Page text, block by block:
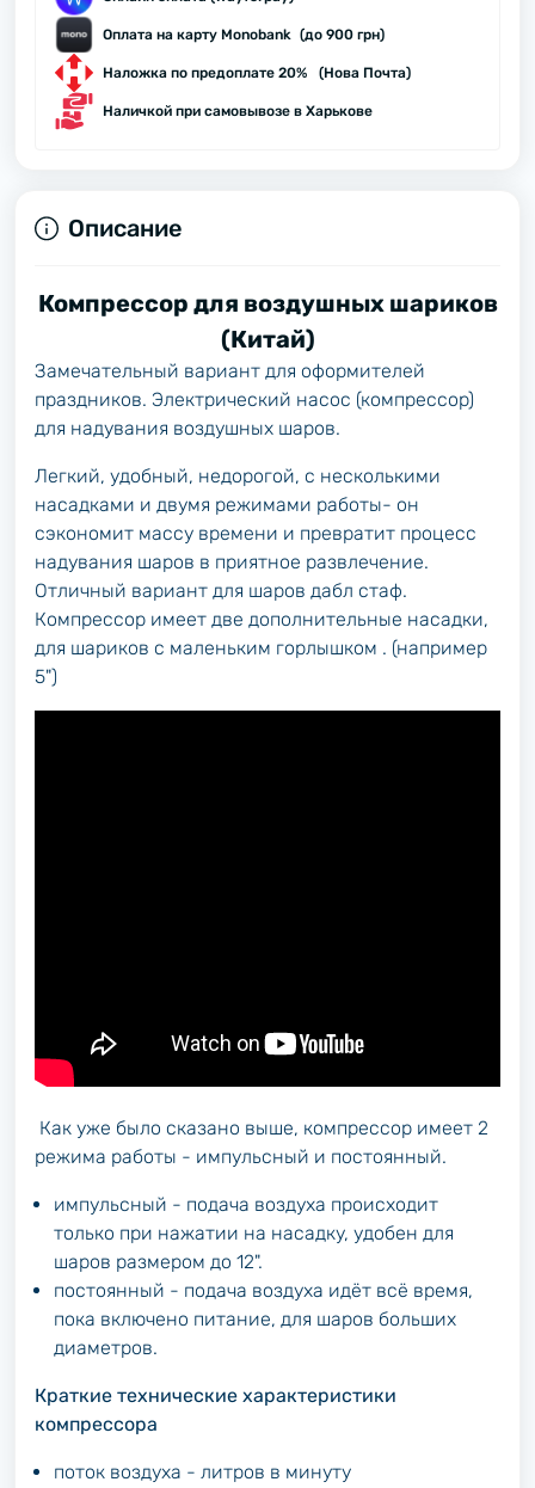
Оплата на карту Monobank (до 900 грн)
Наложка по предоплате 20% (Нова Почта)
Наличкой при самовывозе в Харькове
Описание
Компрессор для воздушных шариков
(Китай)
Замечательный вариант для оформителей
праздников. Электрический насос (компрессор)
для надувания воздушных шаров.
Легкий, удобный, недорогой, с несколькими
насадками и двумя режимами работы- он
сэкономит массу времени и превратит процесс
надувания шаров в приятное развлечение.
Отличный вариант для шаров дабл стаф.
Компрессор имеет две дополнительные насадки,
для шариков с маленьким горлышком . (например
5")
Как уже было сказано выше, компрессор имеет 2
режима работы - импульсный и постоянный.
импульсный - подача воздуха происходит
только при нажатии на насадку, удобен для
шаров размером до 12".
постоянный - подача воздуха идёт всё время,
пока включено питание, для шаров больших
диаметров.
Краткие технические характеристики
компрессора
поток воздуха - литров в минуту